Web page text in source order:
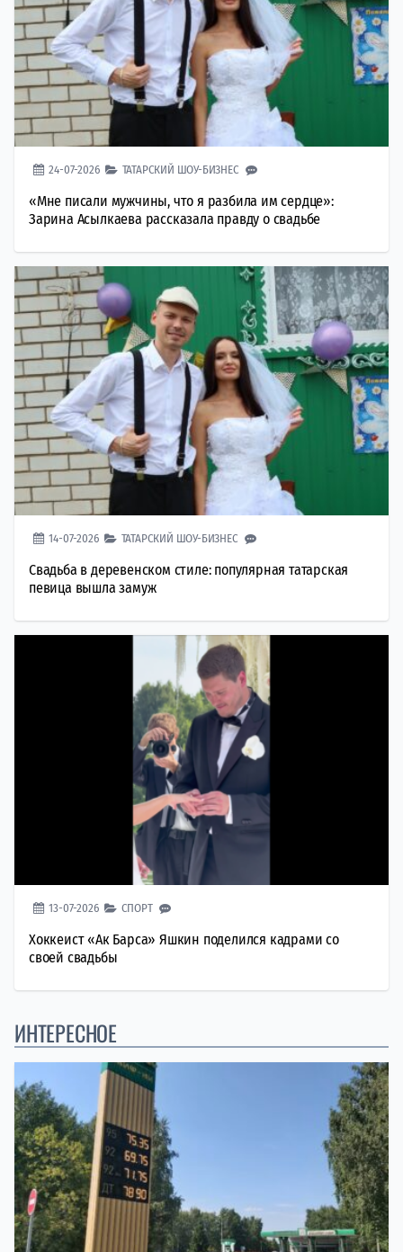
24-07-2026 ТАТАРСКИЙ ШОУ-БИЗНЕС
«Мне писали мужчины, что я разбила им сердце»:
Зарина Асылкаева рассказала правду о свадьбе
14-07-2026 ТАТАРСКИЙ ШОУ-БИЗНЕС
Свадьба в деревенском стиле: популярная татарская
певица вышла замуж
13-07-2026 СПОРТ
Хоккеист «Ак Барса» Яшкин поделился кадрами со
своей свадьбы
ИНТЕРЕСНОЕ